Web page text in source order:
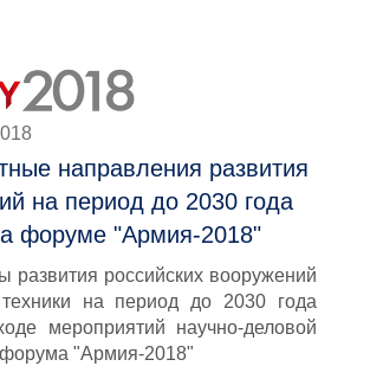
направления развития
на период до 2030 года
форуме "Армия-2018"
развития российских вооружений
на период до 2030 года
мероприятий научно-деловой
"Армия-2018"